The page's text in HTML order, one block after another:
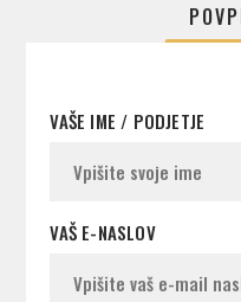
VAŠE IME / PODJETJE
VAŠ E-NASLOV